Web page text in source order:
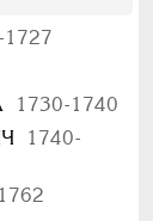
1727
1730-1740
1740-